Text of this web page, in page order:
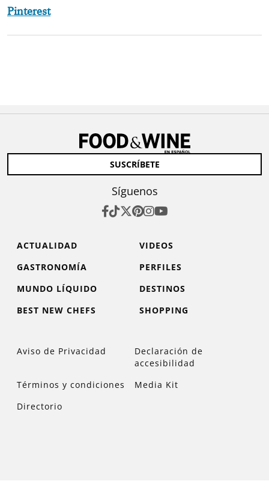
Pinterest
SUSCRÍBETE
Síguenos
ACTUALIDAD
VIDEOS
GASTRONOMÍA
PERFILES
MUNDO LÍQUIDO
DESTINOS
BEST NEW CHEFS
SHOPPING
Aviso de Privacidad
Declaración de
accesibilidad
Términos y condiciones
Media Kit
Directorio